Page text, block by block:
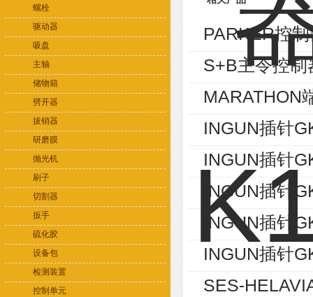
螺栓
驱动器
吸盘
主轴
储物箱
劈开器
拔销器
研磨膜
抛光机
刷子
切割器
扳手
硫化胶
设备包
检测装置
控制单元
PARKER控
S+B主令控
MARATHON
INGUN插针
INGUN插针
INGUN插针
INGUN插针
INGUN插针
SES-